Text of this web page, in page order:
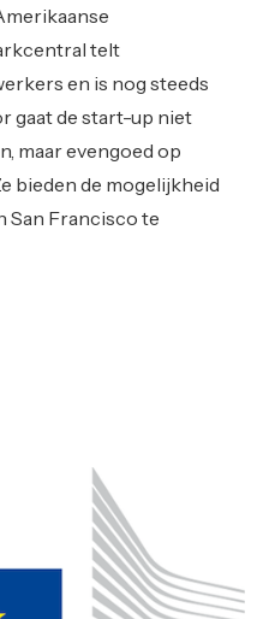
telt
en is nog steeds
gaat de start-up niet
maar evengoed op
bieden de mogelijkheid
San Francisco te